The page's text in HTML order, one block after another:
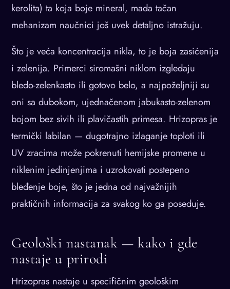
kerolita) ta koja boje mineral, mada tačan
mehanizam naučnici još uvek detaljno istražuju.
Što je veća koncentracija nikla, to je boja zasićenija
i zelenija. Primerci siromašni niklom izgledaju
bledo-zelenkasto ili gotovo belo, a najpoželjniji su
oni sa dubokom, ujednačenom jabukasto-zelenom
bojom bez sivih ili plavičastih primesa. Hrizopras je
termički labilan — dugotrajno izlaganje toploti ili
UV zracima može pokrenuti hemijske promene u
niklenim jedinjenjima i uzrokovati postepeno
bleđenje boje, što je jedna od najvažnijih
praktičnih informacija za svakog ko ga poseduje.
Geološki nastanak — kako i gde
nastaje u prirodi
Hrizopras nastaje u specifičnim geološkim